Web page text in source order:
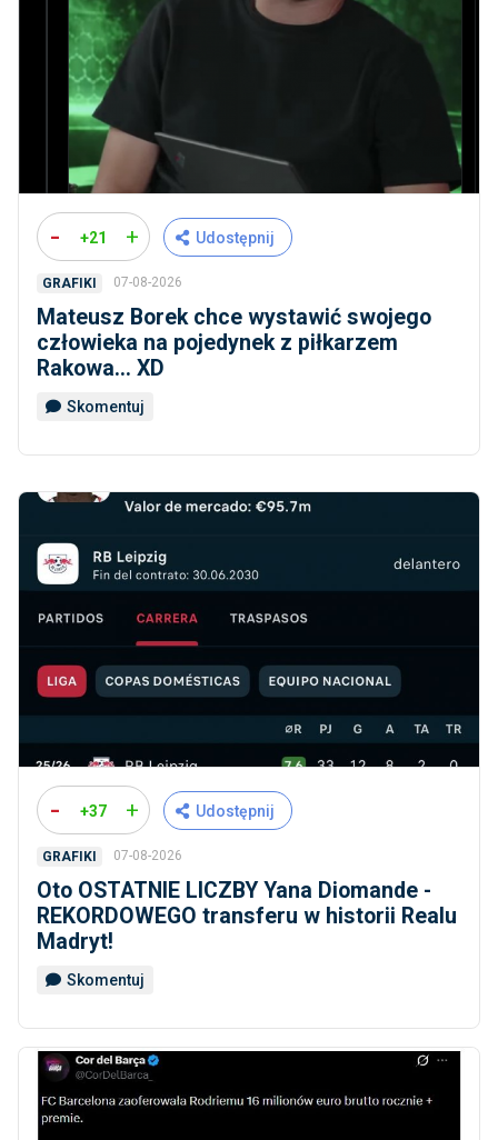
- +21 + Udostępnij
GRAFIKI 07-08-2026
Mateusz Borek chce wystawić swojego
człowieka na pojedynek z piłkarzem
Rakowa... XD
Skomentuj
- +37 + Udostępnij
GRAFIKI 07-08-2026
Oto OSTATNIE LICZBY Yana Diomande -
REKORDOWEGO transferu w historii Realu
Madryt!
Skomentuj